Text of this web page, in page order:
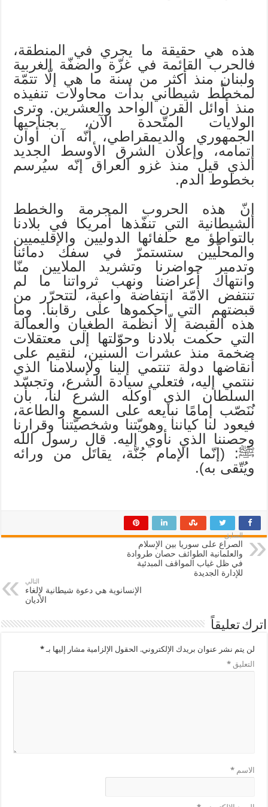
هذه هي حقيقة ما يجري في المنطقة،
فالحرب القائمة في غزّة والضفّة الغربية
ولبنان منذ أكثر من سنة ما هي إلّا تتمّة
لمخطّط شيطاني بدأت محاولات تنفيذه
منذ أوائل القرن الواحد والعشرين. وترى
الولايات المتّحدة الآن، بجناحيها
الجمهوري والديمقراطي، أنّه آن أوان
إتمامه، وإعلان الشرق الأوسط الجديد
الذي قيل منذ غزو العراق إنّه سيُرسم
بخطوط الدم.
إنّ هذه الحروب المجرمة والخطط
الشيطانية التي تنفّذها أمريكا في بلادنا
بالتواطؤ مع حلفائها الدوليين والإقليميين
والمحلّيين ستستمرّ في سفك دمائنا
وتدمير حواضرنا وتشريد الملايين منّا
وانتهاك أعراضنا ونهب ثرواتنا ما لم
تنتفض الأمّة انتفاضة واعية، لتتحرّر من
قبضتهم التي أحكموها على رقابنا. وما
هذه القبضة إلّا أنظمة الطغيان والعمالة
التي حكمت بلادنا وحوّلتها إلى معتقلات
ضخمة منذ عشرات السنين، لنقيم على
أنقاضها دولة تنتمي إلينا ولإسلامنا الذي
ننتمي إليه، فتعلي سيادة الشرع، وتجسّد
السلطان الذي أوكله الشرع لنا، بأن
نُنَصّب إمامًا نبايعه على السمع والطاعة،
فيعود لنا كياننا وهويّتنا وشخصيّتنا وقرارنا
وحصننا الذي نأوي إليه. قال رسول الله
ﷺ: (إنّما الإمام جُنّة، يقاتَل من ورائه
ويُتّقى به).
السابق
الصراع على سوريا بين الإسلام
والعلمانية الطوائف حصان طروادة
في ظل غياب المواقف المبدئية
للإدارة الجديدة
التالي
الإنسانوية هي دعوة شيطانية لإلغاء
الأديان
اترك تعليقاً
لن يتم نشر عنوان بريدك الإلكتروني. الحقول الإلزامية مشار إليها بـ*
التعليق*
الاسم*